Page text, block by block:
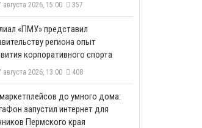
августа 2026, 15:00 357
«ПМУ» представил
региона опыт
корпоративного спорта
августа 2026, 13:00 408
до умного дома:
запустил интернет для
Пермского края